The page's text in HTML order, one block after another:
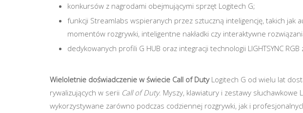
konkursów z nagrodami obejmującymi sprzęt Logitech G;
funkcji Streamlabs wspieranych przez sztuczną inteligencję, takich jak
momentów rozgrywki, inteligentne nakładki czy interaktywne
dedykowanych profili G HUB oraz integracji technologii LIGHTSYNC RGB
Wieloletnie doświadczenie w świecie Call of DutyLogitech G od wielu lat
rywalizujących w serii Call of Duty. Myszy, klawiatury i zestawy słuchawkowe
wykorzystywane zarówno podczas codziennej rozgrywki, jak i